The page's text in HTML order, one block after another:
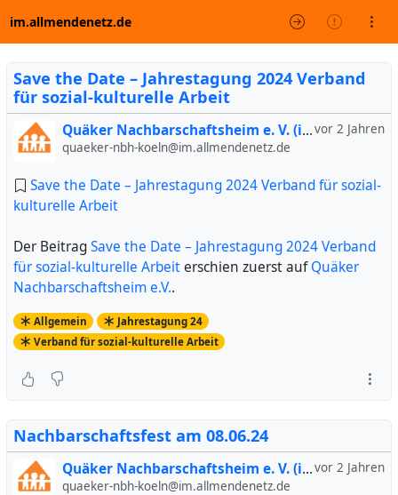
im.allmendenetz.de
Save the Date – Jahrestagung 2024 Verband
für sozial-kulturelle Arbeit
vor 2 Jahren
Quäker Nachbarschaftsheim e. V. (inoffiziell)
quaeker-nbh-koeln@im.allmendenetz.de
Save the Date – Jahrestagung 2024 Verband für sozial-
kulturelle Arbeit
Der BeitragSave the Date – Jahrestagung 2024 Verband
für sozial-kulturelle Arbeiterschien zuerst aufQuäker
Nachbarschaftsheim e.V..
Allgemein
Jahrestagung 24
Verband für sozial-kulturelle Arbeit
Nachbarschaftsfest am 08.06.24
vor 2 Jahren
Quäker Nachbarschaftsheim e. V. (inoffiziell)
quaeker-nbh-koeln@im.allmendenetz.de